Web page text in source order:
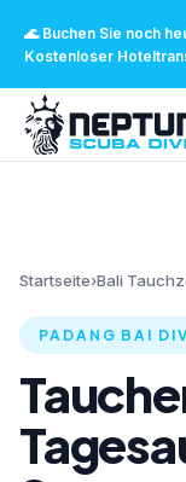
🌊 Buchen Sie noch
Kostenloser
Startseite›Bali
PADANG BAI